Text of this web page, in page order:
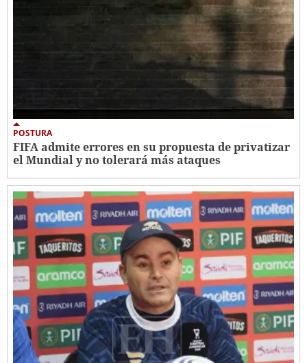
POSTURA
FIFA admite errores en su propuesta de privatizar
el Mundial y no tolerará más ataques